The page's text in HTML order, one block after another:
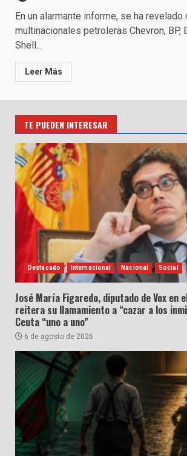
En un alarmante informe, se ha
multinacionales petroleras Chevron, BP,
Shell...
Leer Más
TE PUEDEN INTERESAR
Destacado Internacional Nacional Social
José María Figaredo, diputado de Vox en
reitera su llamamiento a “cazar a los
Ceuta “uno a uno”
6 de agosto de 2026